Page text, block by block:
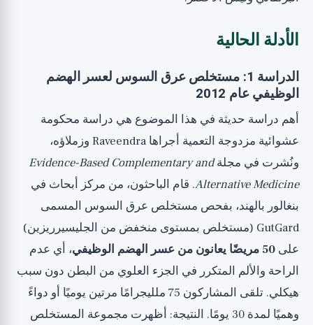
الأدلة الحالية
الدراسة 1: مستخلص عرق السوس لعسر الهضم
الوظيفي عام 2012
أهم دراسة حديثة في هذا الموضوع هي دراسة محكومة
عشوائية مزدوجة التعمية أجراها Raveendra وزملاؤه،
ونُشرت في مجلةEvidence-Based Complementary and
Alternative Medicine. قام الباحثون، من مركز أبحاث في
بنغالور بالهند، بفحص مستخلص عرق السوس المسمى
GutGard (مستخلص بمستوى منخفض من الجليسيرريزين)
على 50 مريضًا يعانون من عسر الهضم الوظيفي
، أي عدم
الراحة والألم المتكرر في الجزء العلوي من البطن دون سبب
هيكلي. تلقى المشاركون 75 ملليجرامًا مرتين يوميًا أو دواءً
وهميًا لمدة 30 يومًا. النتيجة: أظهرت مجموعة المستخلص